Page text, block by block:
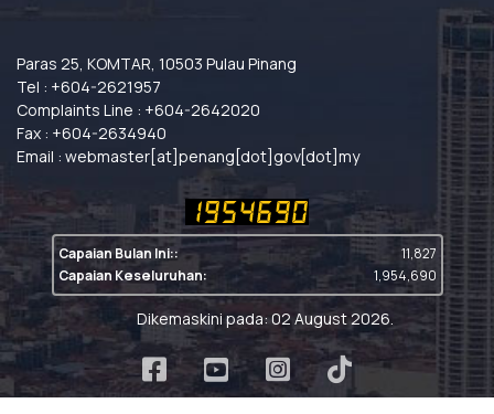
Paras 25, KOMTAR, 10503 Pulau Pinang
Tel : +604-2621957
Complaints Line : +604-2642020
Fax : +604-2634940
Email : webmaster[at]penang[dot]gov[dot]my
Capaian Bulan Ini::
11,827
Capaian Keseluruhan:
1,954,690
Dikemaskini pada: 02 August 2026.